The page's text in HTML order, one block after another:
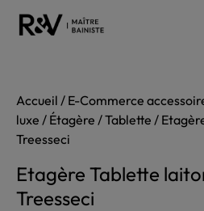
Accueil / E-Commerce
luxe / Étagère /Tablette /
Treesseci
Etagère Tablette
Treesseci